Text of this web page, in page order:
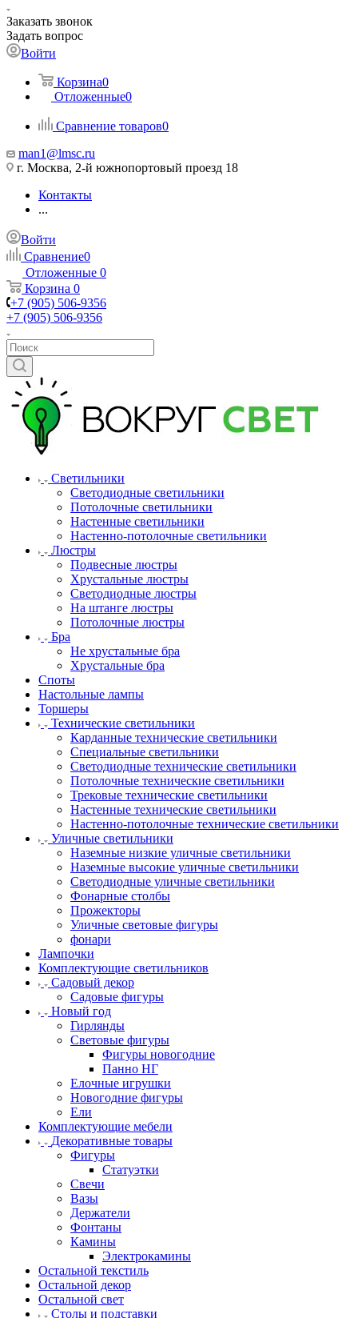
Заказать звонок
Задать вопрос
Войти
Корзина0
Отложенные0
Сравнение товаров0
man1@lmsc.ru
г. Москва, 2-й южнопортовый проезд 18
Контакты
...
Войти
Сравнение0
Отложенные 0
Корзина 0
+7 (905) 506-9356
+7 (905) 506-9356
Светильники
Светодиодные светильники
Потолочные светильники
Настенные светильники
Настенно-потолочные светильники
Люстры
Подвесные люстры
Хрустальные люстры
Светодиодные люстры
На штанге люстры
Потолочные люстры
Бра
Не хрустальные бра
Хрустальные бра
Споты
Настольные лампы
Торшеры
Технические светильники
Карданные технические светильники
Специальные светильники
Светодиодные технические светильники
Потолочные технические светильники
Трековые технические светильники
Настенные технические светильники
Настенно-потолочные технические светильники
Уличные светильники
Наземные низкие уличные светильники
Наземные высокие уличные светильники
Светодиодные уличные светильники
Фонарные столбы
Прожекторы
Уличные световые фигуры
фонари
Лампочки
Комплектующие светильников
Садовый декор
Садовые фигуры
Новый год
Гирлянды
Световые фигуры
Фигуры новогодние
Панно НГ
Елочные игрушки
Новогодние фигуры
Ели
Комплектующие мебели
Декоративные товары
Фигуры
Статуэтки
Свечи
Вазы
Держатели
Фонтаны
Камины
Электрокамины
Остальной текстиль
Остальной декор
Остальной свет
Столы и подставки